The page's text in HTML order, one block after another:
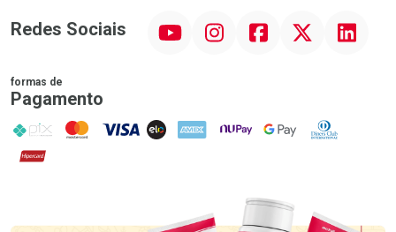
Redes Sociais InstagramFacebook Linkedin
formas de
Pagamento
PIX MasterCard
VISA ELO AMEX NuPay Google PayDiners Club
Hipercard
Promoção em Destaque